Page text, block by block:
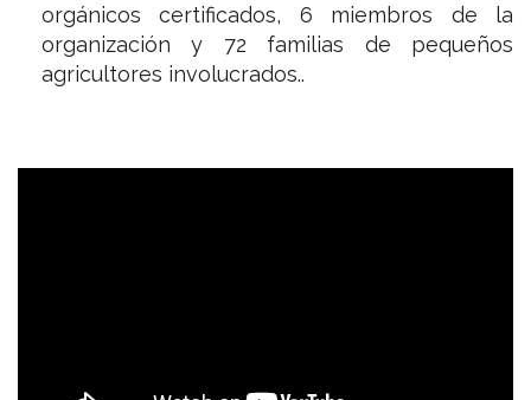
orgánicos certificados, 6 miembros de la
organización y 72 familias de pequeños
agricultores involucrados..